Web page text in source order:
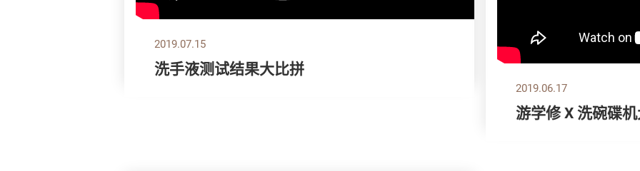
2019.07.15
洗手液测试结果大比拼
2019.06.17
游学修 X 洗碗碟